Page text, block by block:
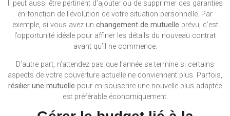
Il peut aussi être pertinent d’ajouter ou de supprimer des garanties
en fonction de l’évolution de votre situation personnelle. Par
exemple, si vous avez un changement de mutuelle prévu, c’est
l’opportunité idéale pour affiner les détails du nouveau contrat
avant qu’il ne commence.
D’autre part, n’attendez pas que l’année se termine si certains
aspects de votre couverture actuelle ne conviennent plus. Parfois,
résilier une mutuelle pour en souscrire une nouvelle plus adaptée
est préférable économiquement.